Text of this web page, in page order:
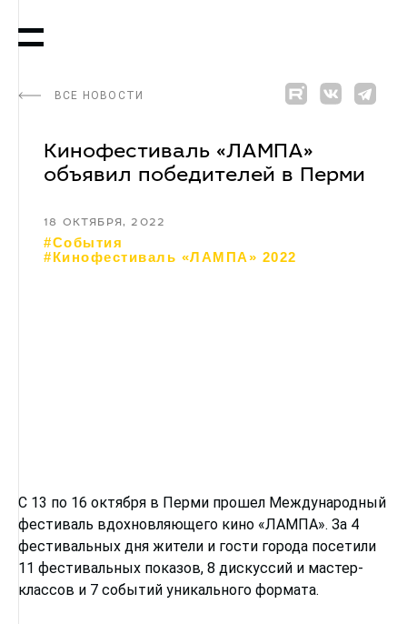
ВСЕ НОВОСТИ
Кинофестиваль «ЛАМПА»
объявил победителей в Перми
18 ОКТЯБРЯ, 2022
#События
#Кинофестиваль «ЛАМПА» 2022
С 13 по 16 октября в Перми прошел Международный
фестиваль вдохновляющего кино «ЛАМПА». За 4
фестивальных дня жители и гости города посетили
11 фестивальных показов, 8 дискуссий и мастер-
классов и 7 событий уникального формата.